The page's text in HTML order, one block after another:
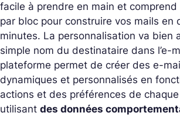
facile à prendre en main et
par bloc pour construire vos mails en
minutes. La personnalisation va bien
simple nom du destinataire dans l’e-
plateforme permet de créer des e-
dynamiques et personnalisés en
actions et des préférences de
utilisant des données